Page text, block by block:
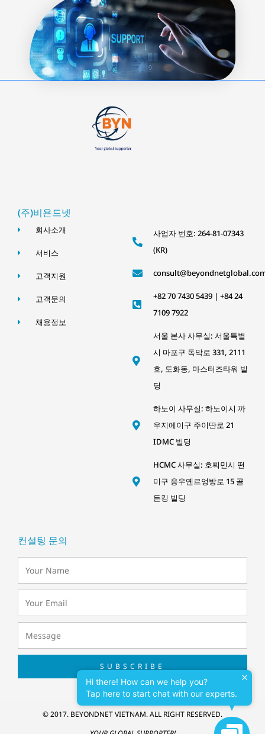
(주)비욘드넷
회사소개
서비스
고객지원
고객문의
채용정보
사업자 번호: 264-81-07343
(KR)
+82 70 7430 5439 | +84 24
7109 7922
서울 본사 사무실: 서울특별
시 마포구 독막로 331, 2111
호, 도화동, 마스터즈타워 빌
딩
하노이 사무실: 하노이시 까
우지에이구 주이딴로 21
IDMC 빌딩
HCMC 사무실: 호찌민시 떤
미구 응우옌르엉방로 15 골
든킹 빌딩
컨설팅 문의
SUBSCRIBE
© 2017. BEYONDNET VIETNAM. ALL RIGHT RESERVED.
Hi there! How can we help you?
Tap here to start chat with our experts.